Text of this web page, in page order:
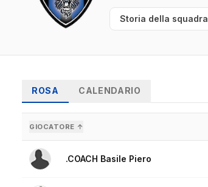
Storia della squadra
ROSA CALENDARIO
GIOCATORE ↑
.COACH Basile Piero